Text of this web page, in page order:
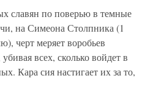
славян по поверью в темные
на Симеона Столпника (1
черт меряет воробьев
всех, сколько войдет в
Кара сия настигает их за то,